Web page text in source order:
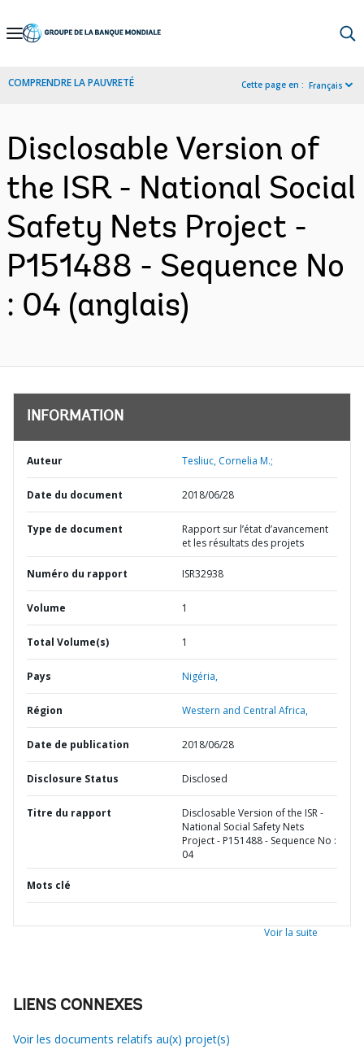
Skip
Navigation
COMPRENDRE LA PAUVRETÉ Cette page en : Français
Disclosable Version of
the ISR - National Social
Safety Nets Project -
P151488 - Sequence No
: 04 (anglais)
INFORMATION
Auteur Tesliuc, Cornelia M.;
Date du document 2018/06/28
Type de document
Rapport sur l’état d’avancement
et les résultats des projets
Numéro du rapport ISR32938
Volume 1
Total Volume(s) 1
Pays Nigéria,
Région Western and Central Africa,
Date de publication 2018/06/28
Disclosure Status Disclosed
Titre du rapport
Disclosable Version of the ISR -
National Social Safety Nets
Project - P151488 - Sequence No :
04
Mots clé
Voir la suite
LIENS CONNEXES
Voir les documents relatifs au(x) projet(s)